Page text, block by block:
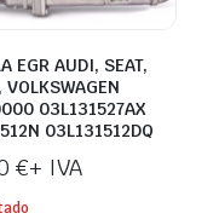
EGR AUDI, SEAT,
VOLKSWAGEN
03L131527AX
03L131512DQ
€+ IVA